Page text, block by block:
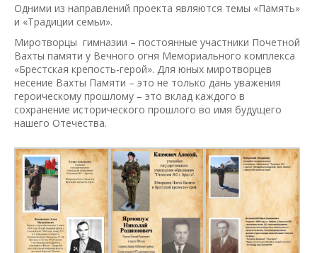
Одними из направлений проекта являются темы «Память»
и «Традиции семьи».
Миротворцы гимназии – постоянные участники Почетной
Вахты памяти у Вечного огня Мемориального комплекса
«Брестская крепость-герой». Для юных миротворцев
несение Вахты Памяти – это не только дань уважения
героическому прошлому – это вклад каждого в
сохранение исторического прошлого во имя будущего
нашего Отечества.